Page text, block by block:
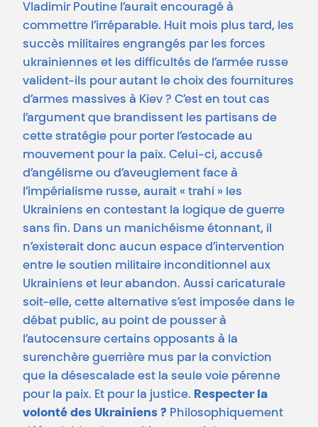
Vladimir Poutine l’aurait encouragé à
commettre l’irréparable. Huit mois plus tard, les
succès militaires engrangés par les forces
ukrainiennes et les difficultés de l’armée russe
valident-ils pour autant le choix des fournitures
d’armes massives à Kiev ? C’est en tout cas
l’argument que brandissent les partisans de
cette stratégie pour porter l’estocade au
mouvement pour la paix. Celui-ci, accusé
d’angélisme ou d’aveuglement face à
l’impérialisme russe, aurait « trahi » les
Ukrainiens en contestant la logique de guerre
sans fin. Dans un manichéisme étonnant, il
n’existerait donc aucun espace d’intervention
entre le soutien militaire inconditionnel aux
Ukrainiens et leur abandon. Aussi caricaturale
soit-elle, cette alternative s’est imposée dans le
débat public, au point de pousser à
l’autocensure certains opposants à la
surenchère guerrière mus par la conviction
que la désescalade est la seule voie pérenne
pour la paix. Et pour la justice. Respecter la
volonté des Ukrainiens ? Philosophiquement